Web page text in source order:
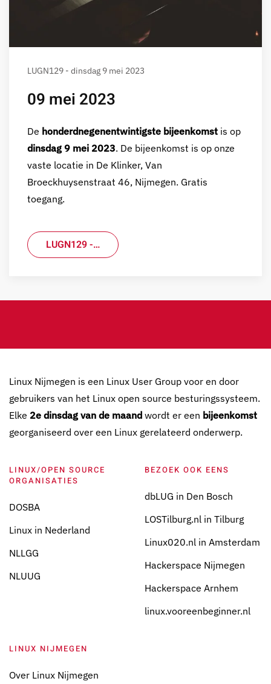
LUGN129 - dinsdag 9 mei 2023
09 mei 2023
De honderdnegenentwintigste bijeenkomst is op
dinsdag 9 mei 2023. De bijeenkomst is op onze
vaste locatie in De Klinker, Van
Broeckhuysenstraat 46, Nijmegen. Gratis
toegang.
LUGN129 -…
Linux Nijmegen is een Linux User Group voor en door
gebruikers van het Linux open source besturingssysteem.
Elke 2e dinsdag van de maand wordt er een bijeenkomst
georganiseerd over een Linux gerelateerd onderwerp.
LINUX/OPEN SOURCE
ORGANISATIES
DOSBA
Linux in Nederland
NLLGG
NLUUG
BEZOEK OOK EENS
dbLUG in Den Bosch
LOSTilburg.nl in Tilburg
Linux020.nl in Amsterdam
Hackerspace Nijmegen
Hackerspace Arnhem
linux.vooreenbeginner.nl
LINUX NIJMEGEN
Over Linux Nijmegen